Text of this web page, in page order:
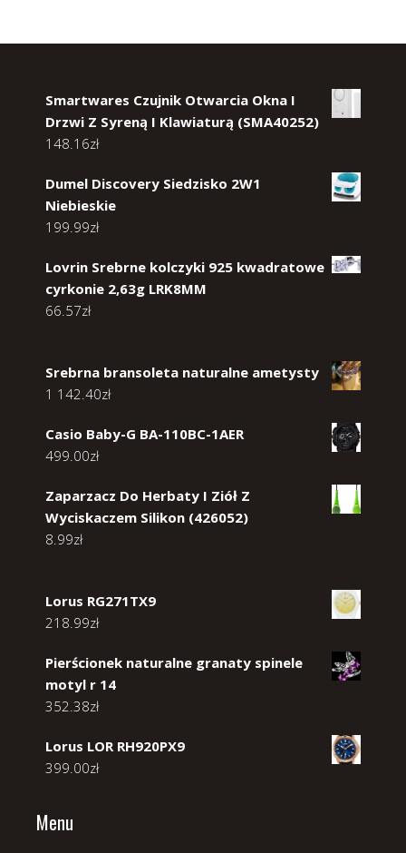
Smartwares Czujnik Otwarcia Okna I
Drzwi Z Syreną I Klawiaturą (SMA40252)
148.16zł
Dumel Discovery Siedzisko 2W1
Niebieskie
199.99zł
Lovrin Srebrne kolczyki 925 kwadratowe
cyrkonie 2,63g LRK8MM
66.57zł
Srebrna bransoleta naturalne ametysty
1 142.40zł
Casio Baby-G BA-110BC-1AER
499.00zł
Zaparzacz Do Herbaty I Ziół Z
Wyciskaczem Silikon (426052)
8.99zł
Lorus RG271TX9
218.99zł
Pierścionek naturalne granaty spinele
motyl r 14
352.38zł
Lorus LOR RH920PX9
399.00zł
Menu